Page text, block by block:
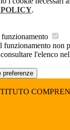
.
funzionamento non
l'elenco
preferenze